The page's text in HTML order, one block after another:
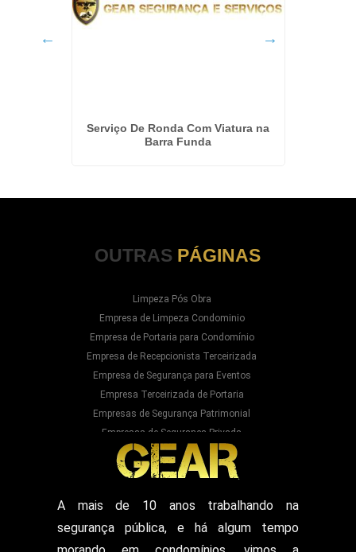
Serviço De Ronda Com Viatura na
Barra Funda
OUTRAS PÁGINAS
Limpeza Pós Obra
Empresa de Limpeza Condominio
Empresa de Portaria para Condomínio
Empresa de Recepcionista Terceirizada
Empresa de Segurança para Eventos
Empresa Terceirizada de Portaria
Empresas de Segurança Patrimonial
Empresas de Segurança Privada
Empresas Prestadoras de Serviços para
Condominios
Empresas Prestadoras de Serviços para Prédios
Prestação de Serviços de Recepção
Recepcionista Terceirizada
A mais de 10 anos trabalhando na
segurança pública, e há algum tempo